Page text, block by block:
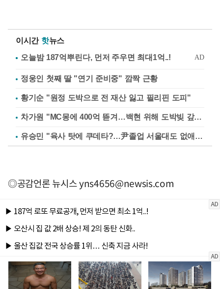
이시간 핫뉴스
정웅인 첫째 딸 "연기 준비중" 깜짝 근황
황기순 "원정 도박으로 전 재산 잃고 필리핀 도피"
차가원 "MC몽에 400억 뜯겨…백현 위해 도박빚 갚아줘"
유승민 "육사 탓에 쿠데타?…尹졸업 서울대도 없애나"
◎공감언론 뉴시스yns4656@newsis.com